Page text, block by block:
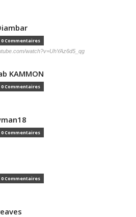
0 Commentaires
watch?v=UhYAz6d5_qg
KAMMON
0 Commentaires
0 Commentaires
0 Commentaires